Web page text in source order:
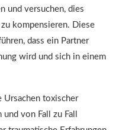
und versuchen, dies
kompensieren. Diese
dass ein Partner
wird und sich in einem
Ursachen toxischer
von Fall zu Fall